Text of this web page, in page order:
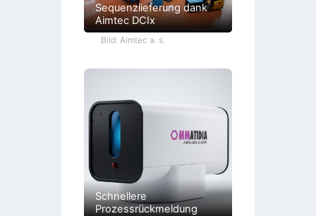
Sequenzlieferung dank
Aimtec DCIx
Bild: Aimtec a. s.
Schnellere
Prozessrückmeldung